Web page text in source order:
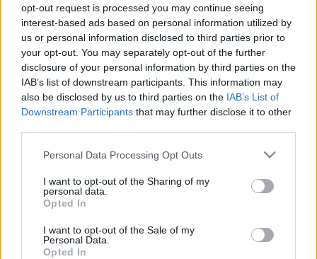
opt-out request is processed you may continue seeing
interest-based ads based on personal information utilized by
us or personal information disclosed to third parties prior to
your opt-out. You may separately opt-out of the further
disclosure of your personal information by third parties on the
IAB’s list of downstream participants. This information may
also be disclosed by us to third parties on the IAB’s List of
Downstream Participants that may further disclose it to other
Please note that this website/app uses one or more Google
not limited to your visit or usage behaviour. You may click to
grant or deny consent to Google and its third-party tags to
use your data for below specified purposes in below Google
consent section.
Personal Data Processing Opt Outs
I want to opt-out of the Sharing of my
personal data.
Opted In
I want to opt-out of the Sale of my
Personal Data.
Opted In
Országos hírek oktatás továbbképzés
Szakirányú továbbképzésekkel segíti
idén is a társadalmi kihívások
leküzdését a Gál Ferenc Egyetem
Országos hírek
A lakosságra is fontos szerep hárul a
felhasználta az emberiség a Föld egész
évre elegendő erőforrásait